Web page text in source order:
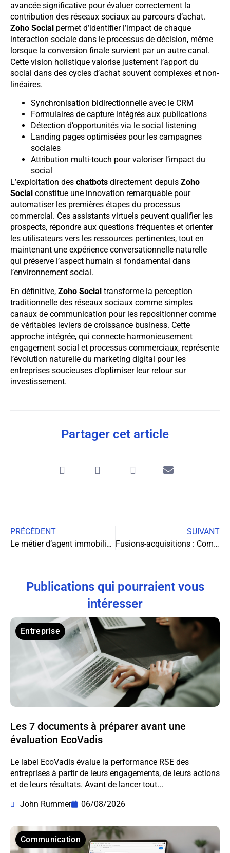
avancée significative pour évaluer correctement la
contribution des réseaux sociaux au parcours d’achat.
Zoho Social permet d’identifier l’impact de chaque
interaction sociale dans le processus de décision, même
lorsque la conversion finale survient par un autre canal.
Cette vision holistique valorise justement l’apport du
social dans des cycles d’achat souvent complexes et non-
linéaires.
Synchronisation bidirectionnelle avec le CRM
Formulaires de capture intégrés aux publications
Détection d’opportunités via le social listening
Landing pages optimisées pour les campagnes
sociales
Attribution multi-touch pour valoriser l’impact du
social
L’exploitation des chatbots directement depuis Zoho
Social constitue une innovation remarquable pour
automatiser les premières étapes du processus
commercial. Ces assistants virtuels peuvent qualifier les
prospects, répondre aux questions fréquentes et orienter
les utilisateurs vers les ressources pertinentes, tout en
maintenant une expérience conversationnelle naturelle
qui préserve l’aspect humain si fondamental dans
l’environnement social.
En définitive, Zoho Social transforme la perception
traditionnelle des réseaux sociaux comme simples
canaux de communication pour les repositionner comme
de véritables leviers de croissance business. Cette
approche intégrée, qui connecte harmonieusement
engagement social et processus commerciaux, représente
l’évolution naturelle du marketing digital pour les
entreprises soucieuses d’optimiser leur retour sur
investissement.
Partager cet article
PRÉCÉDENT
Le métier d’agent immobilier mandataire: liberté et autonomie dans l’immobilier
SUIVANT
Fusions-acquisitions : Comment mettre en avant votre expertise sur votre CV
Publications qui pourraient vous
intéresser
Entreprise
Les 7 documents à préparer avant une
évaluation EcoVadis
Le label EcoVadis évalue la performance RSE des
entreprises à partir de leurs engagements, de leurs actions
et de leurs résultats. Avant de lancer tout...
John Rummer
06/08/2026
Communication